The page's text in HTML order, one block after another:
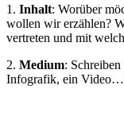
1. Inhalt: Worüber
wollen wir erzählen?
vertreten und mit
2. Medium:
Infografik, ein